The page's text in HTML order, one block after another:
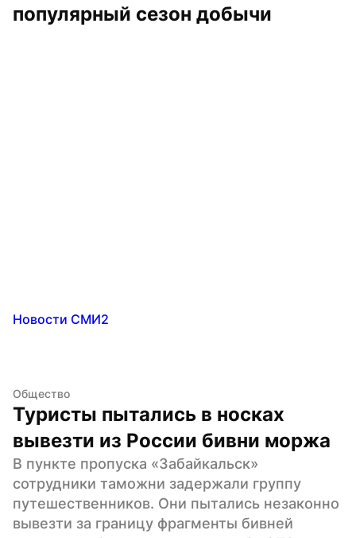
популярный сезон добычи
Новости СМИ2
Общество
Туристы пытались в носках
вывезти из России бивни моржа
В пункте пропуска «Забайкальск»
сотрудники таможни задержали группу
путешественников. Они пытались незаконно
вывезти за границу фрагменты бивней